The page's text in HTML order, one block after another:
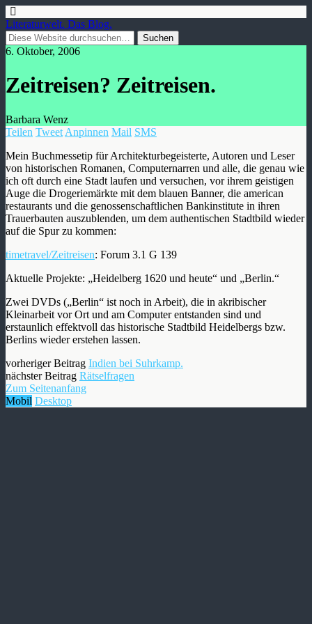
Literaturwelt. Das Blog.
6. Oktober, 2006
Zeitreisen? Zeitreisen.
Barbara Wenz
Teilen Tweet Anpinnen Mail SMS
Mein Buchmessetip für Architekturbegeisterte, Autoren und Leser
von historischen Romanen, Computernarren und alle, die genau wie
ich oft durch eine Stadt laufen und versuchen, vor ihrem geistigen
Auge die Drogeriemärkte mit dem blauen Banner, die american
restaurants und die genossenschaftlichen Bankinstitute in ihren
Trauerbauten auszublenden, um dem authentischen Stadtbild wieder
auf die Spur zu kommen:
timetravel/Zeitreisen: Forum 3.1 G 139
Aktuelle Projekte: „Heidelberg 1620 und heute“ und „Berlin.“
Zwei DVDs („Berlin“ ist noch in Arbeit), die in akribischer
Kleinarbeit vor Ort und am Computer entstanden sind und
erstaunlich effektvoll das historische Stadtbild Heidelbergs bzw.
Berlins wieder erstehen lassen.
vorheriger Beitrag Indien bei Suhrkamp.
nächster Beitrag Rätselfragen
Zum Seitenanfang
Mobil Desktop